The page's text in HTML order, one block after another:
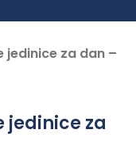
jedinice za dan –
jedinice za